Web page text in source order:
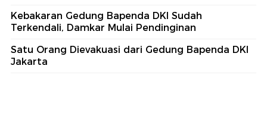
Kebakaran Gedung Bapenda DKI Sudah
Terkendali, Damkar Mulai Pendinginan
Satu Orang Dievakuasi dari Gedung Bapenda DKI
Jakarta